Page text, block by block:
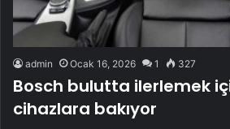
admin Ocak 16, 2026 1 327
Bosch bulutta ilerlemek
cihazlara bakıyor